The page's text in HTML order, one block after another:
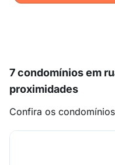
7 condomínios em
proximidades
Confira os